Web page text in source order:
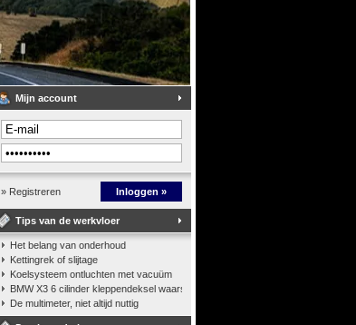
Mijn account
» Registreren Inloggen »
Tips van de werkvloer
Het belang van onderhoud
Kettingrek of slijtage
Koelsysteem ontluchten met vacuüm
BMW X3 6 cilinder kleppendeksel waarshuwing
De multimeter, niet altijd nuttig